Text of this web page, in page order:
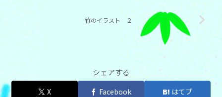
竹のイラスト ２
シェアする
X Facebook はてブ